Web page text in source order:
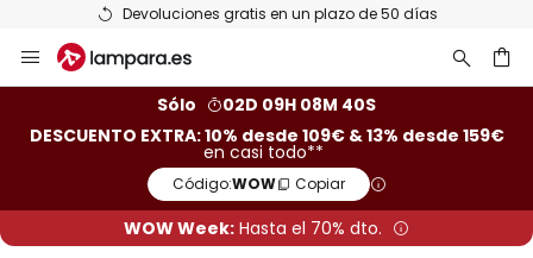
Devoluciones gratis en un plazo de 50 días
al
Sólo
02D 09H 08M 40S
DESCUENTO EXTRA: 10% desde 109€ & 13% desde 159€
en casi todo**
Código:WOW Copiar
WOW Week: Hasta el 70% dto.